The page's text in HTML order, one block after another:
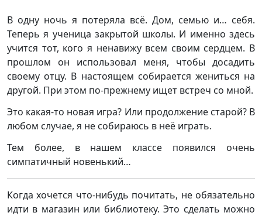
В одну ночь я потеряла всё. Дом, семью и… себя.
Теперь я ученица закрытой школы. И именно здесь
учится тот, кого я ненавижу всем своим сердцем. В
прошлом он использовал меня, чтобы досадить
своему отцу. В настоящем собирается жениться на
другой. При этом по-прежнему ищет встреч со мной.
Это какая-то новая игра? Или продолжение старой? В
любом случае, я не собираюсь в неё играть.
Тем более, в нашем классе появился очень
симпатичный новенький…
Когда хочется что-нибудь почитать, не обязательно
идти в магазин или библиотеку. Это сделать можно